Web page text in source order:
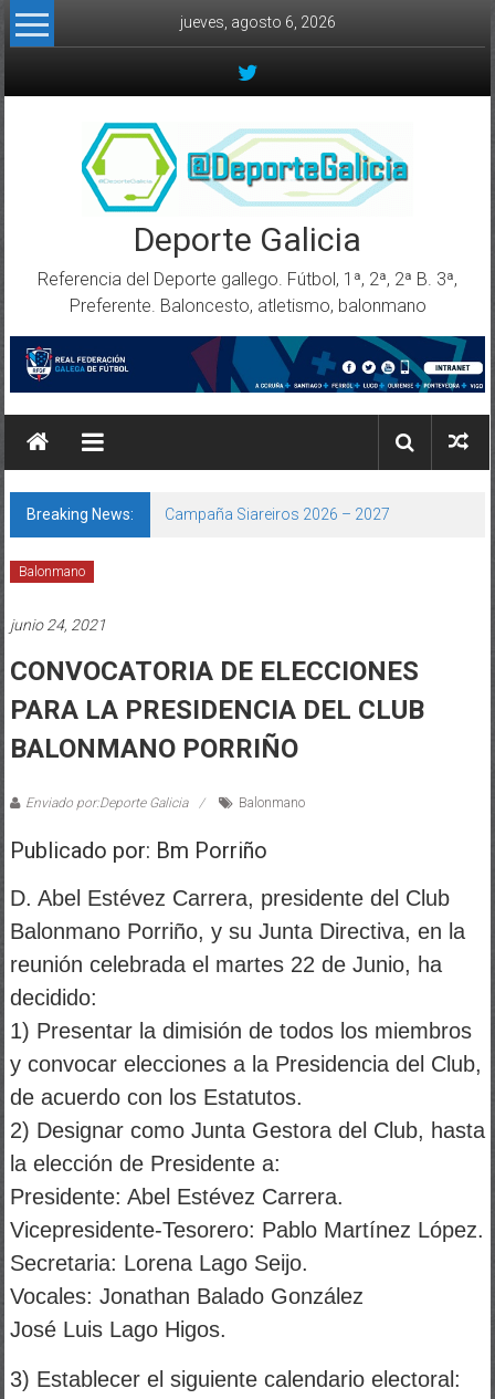
Skip to content
jueves, agosto 6, 2026
Deporte Galicia
Referencia del Deporte gallego. Fútbol, 1ª, 2ª, 2ª B. 3ª,
Preferente. Baloncesto, atletismo, balonmano
Breaking News: Campaña Siareiros 2026 – 2027
Balonmano
junio 24, 2021
CONVOCATORIA DE ELECCIONES
PARA LA PRESIDENCIA DEL CLUB
BALONMANO PORRIÑO
Enviado por:Deporte Galicia Balonmano
Publicado por: Bm Porriño
D. Abel Estévez Carrera, presidente del Club
Balonmano Porriño, y su Junta Directiva, en la
reunión celebrada el martes 22 de Junio, ha
decidido:
1) Presentar la dimisión de todos los miembros
y convocar elecciones a la Presidencia del Club,
de acuerdo con los Estatutos.
2) Designar como Junta Gestora del Club, hasta
la elección de Presidente a:
Presidente: Abel Estévez Carrera.
Vicepresidente-Tesorero: Pablo Martínez López.
Secretaria: Lorena Lago Seijo.
Vocales: Jonathan Balado González
José Luis Lago Higos.
3) Establecer el siguiente calendario electoral: